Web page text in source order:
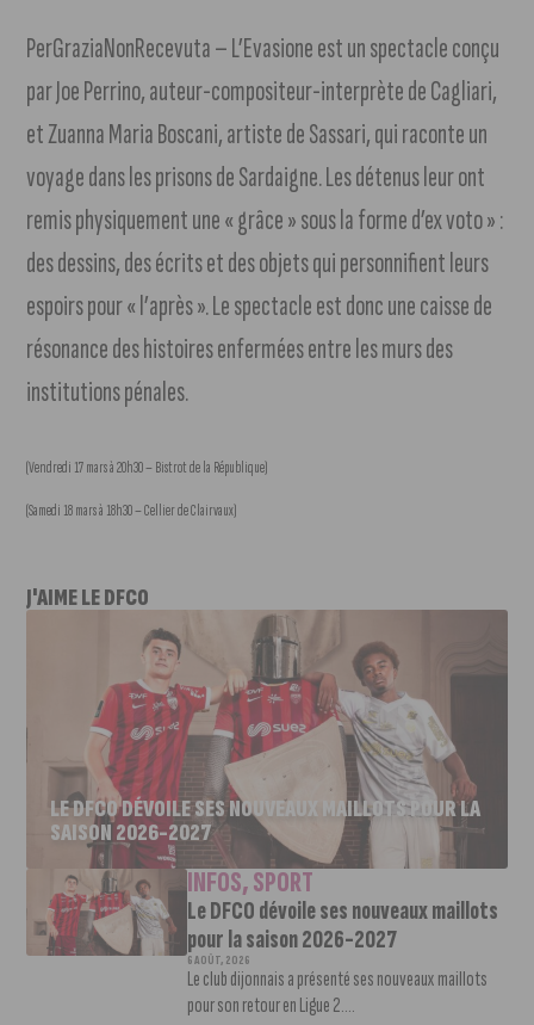
PerGraziaNonRecevuta – L’Evasione est un spectacle conçu
par Joe Perrino, auteur-compositeur-interprète de Cagliari,
et Zuanna Maria Boscani, artiste de Sassari, qui raconte un
voyage dans les prisons de Sardaigne. Les détenus leur ont
remis physiquement une « grâce » sous la forme d’ex voto » :
des dessins, des écrits et des objets qui personnifient leurs
espoirs pour « l’après ». Le spectacle est donc une caisse de
résonance des histoires enfermées entre les murs des
institutions pénales.
(Vendredi 17 mars à 20h30 – Bistrot de la République)
(Samedi 18 mars à 18h30 – Cellier de Clairvaux)
J'AIME LE DFCO
LE DFCO DÉVOILE SES NOUVEAUX MAILLOTS POUR LA
SAISON 2026-2027
INFOS,SPORT
Le DFCO dévoile ses nouveaux maillots
pour la saison 2026-2027
6 AOÛT, 2026
Le club dijonnais a présenté ses nouveaux maillots
pour son retour en Ligue 2....